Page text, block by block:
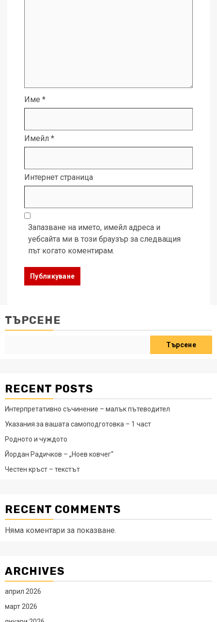
Име *
Имейл *
Интернет страница
Запазване на името, имейл адреса и
уебсайта ми в този браузър за следващия
път когато коментирам.
ТЪРСЕНЕ
Търсене
RECENT POSTS
Интерпретативно съчинение – малък пътеводител
Указания за вашата самоподготовка – 1 част
Родното и чуждото
Йордан Радичков – „Ноев ковчег“
Честен кръст – текстът
RECENT COMMENTS
Няма коментари за показване.
ARCHIVES
април 2026
март 2026